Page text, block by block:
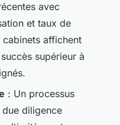
avec
et taux de
affichent
supérieur à
: Un processus
diligence